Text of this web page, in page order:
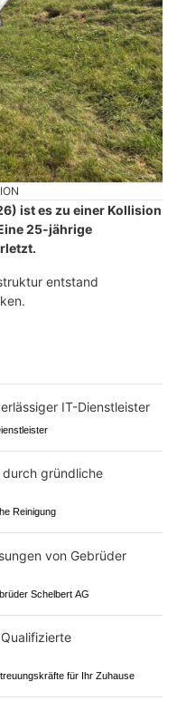
ist es zu einer Kollision
25-jährige
entstand
Reinigung
Schelbert AG
für Ihr Zuhause